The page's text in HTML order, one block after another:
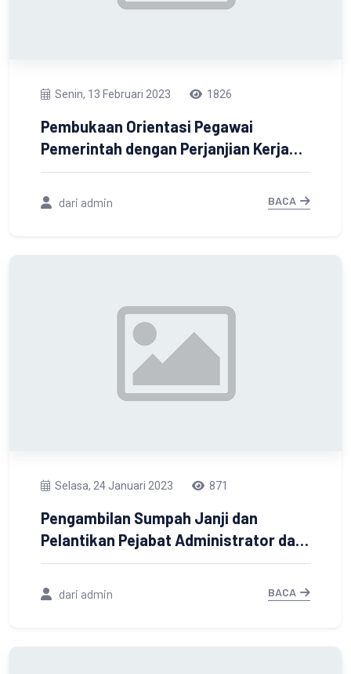
Senin, 13 Februari 2023 1826
Pembukaan Orientasi Pegawai
Pemerintah dengan Perjanjian Kerja
(PPPK) Angkatan I sampai dengan IX
Pola Fasilitasi antara Pemerintah
Kabupaten Tanah Laut dengan Badan
dari admin BACA
Selasa, 24 Januari 2023 871
Pengambilan Sumpah Janji dan
Pelantikan Pejabat Administrator dan
Pejabat Pengawas Pemerintah
Kabupaten Tanah Laut
dari admin BACA